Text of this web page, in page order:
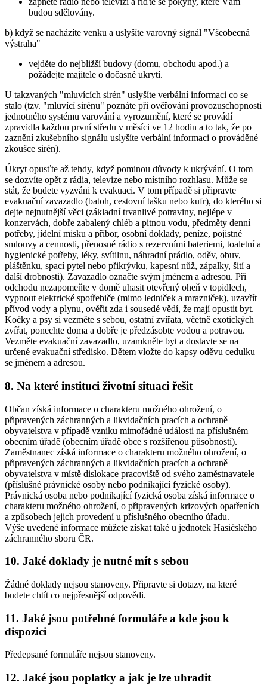
budou sdělovány.
b) když se nacházíte venku a uslyšíte varovný signál "Všeobecná
výstraha"
vejděte do nejbližší budovy (domu, obchodu apod.) a
požádejte majitele o dočasné ukrytí.
U takzvaných "mluvících sirén" uslyšíte verbální informaci co se
stalo (tzv. "mluvící sirénu" poznáte při ověřování provozuschopnosti
jednotného systému varování a vyrozumění, které se provádí
zpravidla každou první středu v měsíci ve 12 hodin a to tak, že po
zaznění zkušebního signálu uslyšíte verbální informaci o prováděné
zkoušce sirén).
Úkryt opusťte až tehdy, když pominou důvody k ukrývání. O tom
se dozvíte opět z rádia, televize nebo místního rozhlasu. Může se
stát, že budete vyzváni k evakuaci. V tom případě si připravte
evakuační zavazadlo (batoh, cestovní tašku nebo kufr), do kterého si
dejte nejnutnější věci (základní trvanlivé potraviny, nejlépe v
konzervách, dobře zabalený chléb a pitnou vodu, předměty denní
potřeby, jídelní misku a příbor, osobní doklady, peníze, pojistné
smlouvy a cennosti, přenosné rádio s rezervními bateriemi, toaletní a
hygienické potřeby, léky, svítilnu, náhradní prádlo, oděv, obuv,
pláštěnku, spací pytel nebo přikrývku, kapesní nůž, zápalky, šití a
další drobnosti). Zavazadlo označte svým jménem a adresou. Při
odchodu nezapomeňte v domě uhasit otevřený oheň v topidlech,
vypnout elektrické spotřebiče (mimo ledniček a mrazniček), uzavřít
přívod vody a plynu, ověřit zda i sousedé vědí, že mají opustit byt.
Kočky a psy si vezměte s sebou, ostatní zvířata, včetně exotických
zvířat, ponechte doma a dobře je předzásobte vodou a potravou.
Vezměte evakuační zavazadlo, uzamkněte byt a dostavte se na
určené evakuační středisko. Dětem vložte do kapsy oděvu cedulku
se jménem a adresou.
8. Na které instituci životní situaci řešit
Občan získá informace o charakteru možného ohrožení, o
připravených záchranných a likvidačních pracích a ochraně
obyvatelstva v případě vzniku mimořádné události na příslušném
obecním úřadě (obecním úřadě obce s rozšířenou působností).
Zaměstnanec získá informace o charakteru možného ohrožení, o
připravených záchranných a likvidačních pracích a ochraně
obyvatelstva v místě dislokace pracoviště od svého zaměstnavatele
(příslušné právnické osoby nebo podnikající fyzické osoby).
Právnická osoba nebo podnikající fyzická osoba získá informace o
charakteru možného ohrožení, o připravených krizových opatřeních
a způsobech jejich provedení u příslušného obecního úřadu.
Výše uvedené informace můžete získat také u jednotek Hasičského
záchranného sboru ČR.
10. Jaké doklady je nutné mít s sebou
Žádné doklady nejsou stanoveny. Připravte si dotazy, na které
budete chtít co nejpřesnější odpovědi.
11. Jaké jsou potřebné formuláře a kde jsou k
dispozici
Předepsané formuláře nejsou stanoveny.
12. Jaké jsou poplatky a jak je lze uhradit